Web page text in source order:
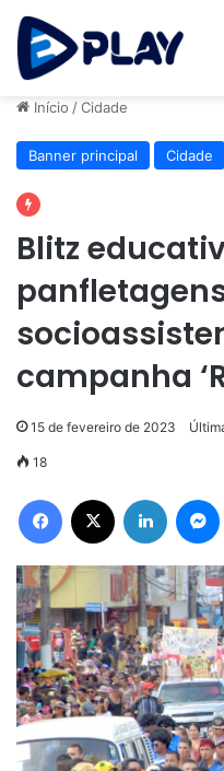
Início /Cidade
Banner principal Cidade
Blitz
campanha
15 de fevereiro de 2023
18
Facebook Linkedin